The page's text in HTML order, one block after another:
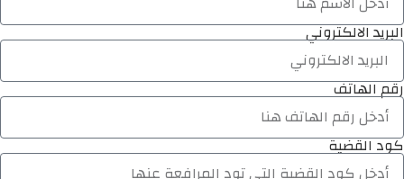
البريد الالكتروني
رقم الهاتف
كود القضية